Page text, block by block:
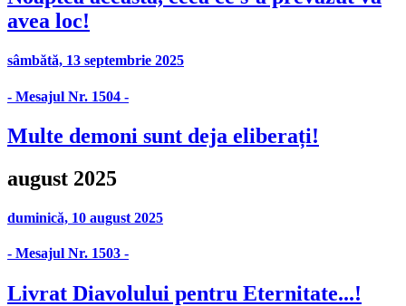
avea loc!
sâmbătă, 13 septembrie 2025
- Mesajul Nr. 1504 -
Multe demoni sunt deja eliberați!
august 2025
duminică, 10 august 2025
- Mesajul Nr. 1503 -
Livrat Diavolului pentru Eternitate...!